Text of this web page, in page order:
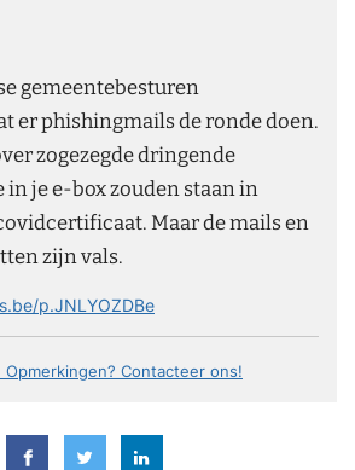
gemeentebesturen
er phishingmails de ronde doen.
zogezegde dringende
je e-box zouden staan in
Maar de mails en
zijn vals.
p.JNLYOZDBe
Opmerkingen? Contacteer ons!